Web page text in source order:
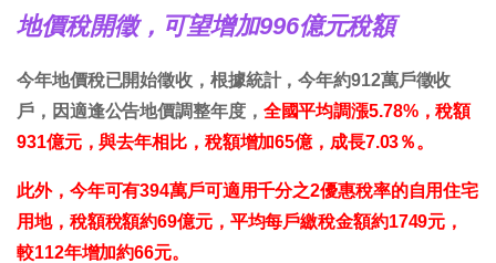
地價稅開徵，可望增加996億元稅額
今年地價稅已開始徵收，根據統計，今年約912萬戶徵收
戶，因適逢公告地價調整年度， 全國平均調漲5.78%，稅額
931億元，與去年相比，稅額增加65億，成長7.03％。
此外，今年可有394萬戶可適用千分之2優惠稅率的自用住宅
用地，稅額稅額約69億元，平均每戶繳稅金額約1749元，
較112年增加約66元。